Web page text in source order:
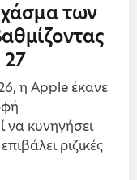
των
η Apple έκανε
να κυνηγήσει
ριζικές